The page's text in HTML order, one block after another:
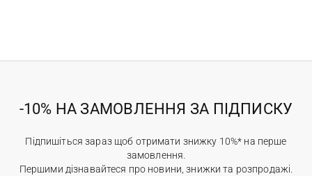
-10% НА ЗАМОВЛЕННЯ ЗА ПІДПИСКУ
Підпишіться зараз щоб отримати знижку 10%* на перше
замовлення.
Першими дізнавайтеся про новини, знижки та розпродажі.